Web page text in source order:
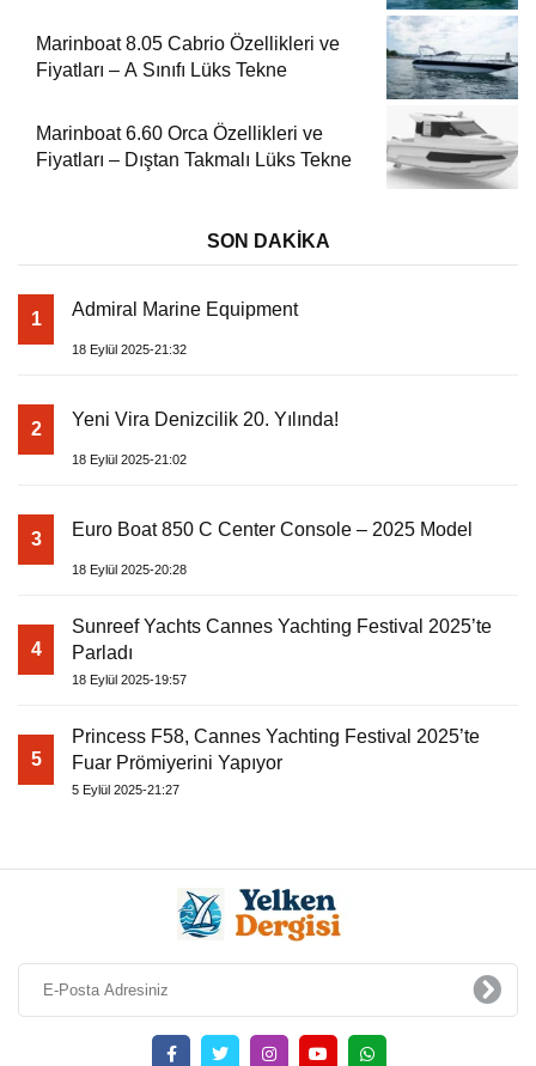
Marinboat 8.05 Cabrio Özellikleri ve
Fiyatları – A Sınıfı Lüks Tekne
Marinboat 6.60 Orca Özellikleri ve
Fiyatları – Dıştan Takmalı Lüks Tekne
SON DAKİKA
1 Admiral Marine Equipment
18 Eylül 2025-21:32
2 Yeni Vira Denizcilik 20. Yılında!
18 Eylül 2025-21:02
3 Euro Boat 850 C Center Console – 2025 Model
18 Eylül 2025-20:28
4
Sunreef Yachts Cannes Yachting Festival 2025’te
Parladı
18 Eylül 2025-19:57
5
Princess F58, Cannes Yachting Festival 2025’te
Fuar Prömiyerini Yapıyor
5 Eylül 2025-21:27